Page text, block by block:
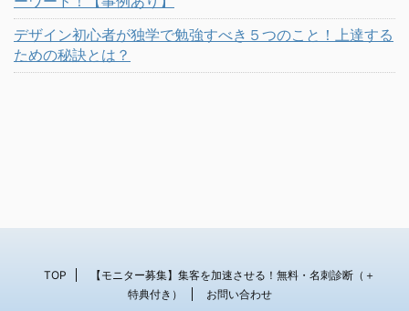
デザイン初心者が独学で勉強すべき５つのこと！上達する
ための秘訣とは？
TOP
【モニター募集】集客を加速させる！無料・名刺診断（＋
特典付き）
お問い合わせ